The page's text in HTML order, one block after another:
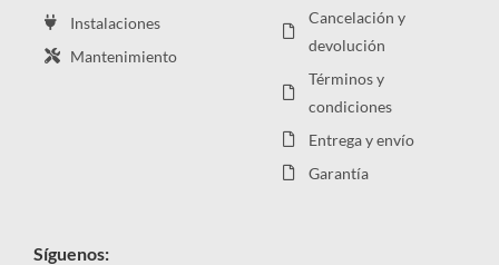
Instalaciones
Mantenimiento
Cancelación y
devolución
Términos y
condiciones
Entrega y envío
Garantía
Síguenos: